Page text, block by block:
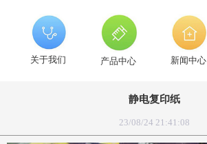
关于我们 产品中心 新闻中心
静电复印纸
23/08/24 21:41:08